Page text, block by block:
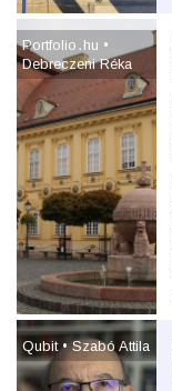
Portfolio․hu •
Debreczeni Réka
Qubit • Szabó Attila